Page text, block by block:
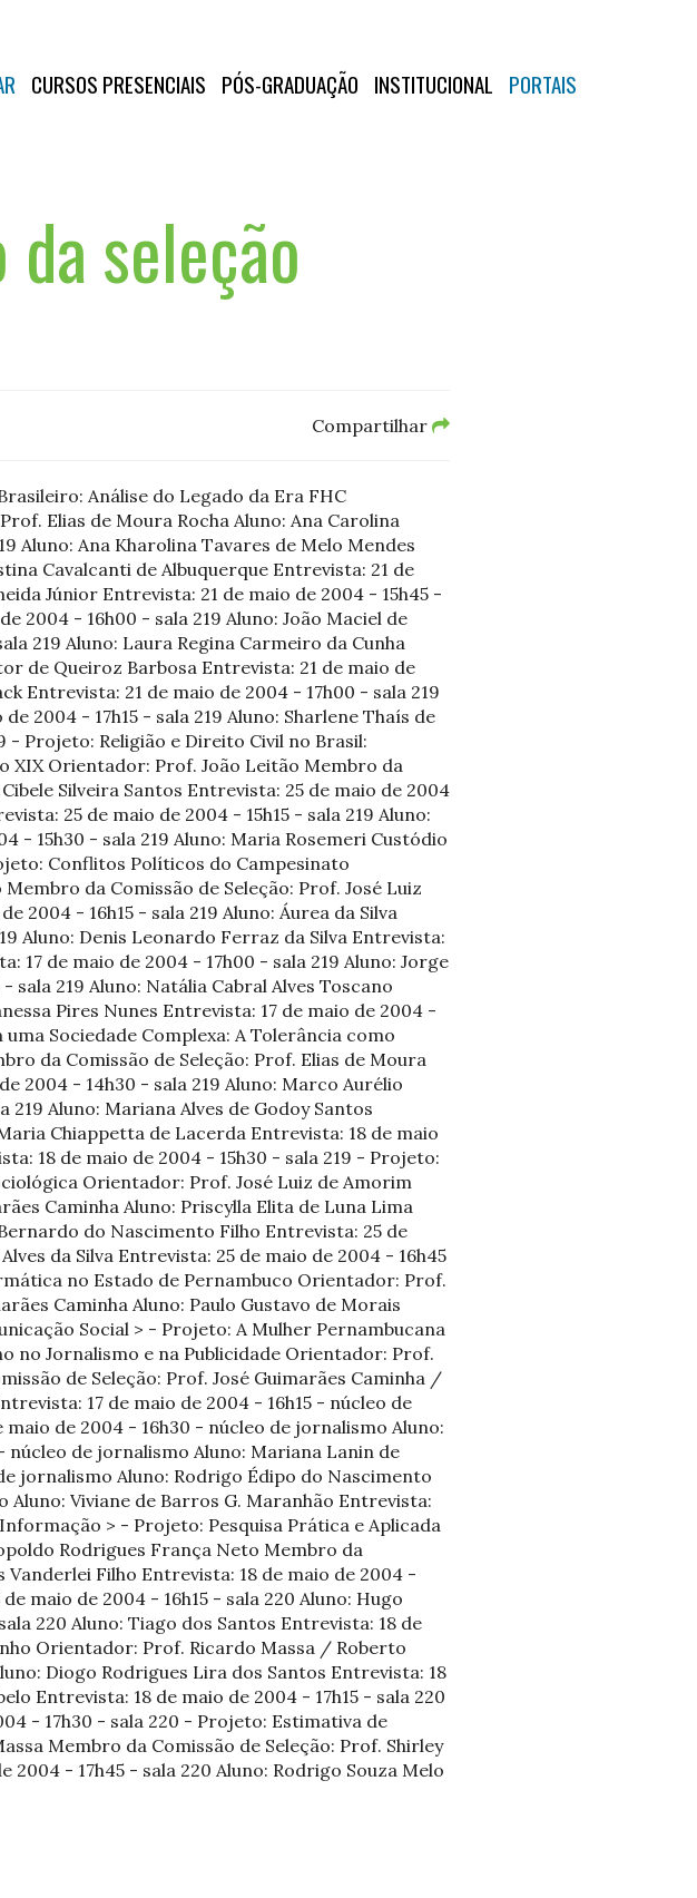
CURSOS PRESENCIAIS PÓS-GRADUAÇÃO INSTITUCIONAL PORTAIS
seleção
Compartilhar
Análise do Legado da Era FHC
Elias de Moura Rocha Aluno: Ana Carolina
Aluno: Ana Kharolina Tavares de Melo Mendes
Cavalcanti de Albuquerque Entrevista: 21 de
Júnior Entrevista: 21 de maio de 2004 - 15h45 -
2004 - 16h00 - sala 219 Aluno: João Maciel de
219 Aluno: Laura Regina Carmeiro da Cunha
de Queiroz Barbosa Entrevista: 21 de maio de
Entrevista: 21 de maio de 2004 - 17h00 - sala 219
2004 - 17h15 - sala 219 Aluno: Sharlene Thaís de
- Projeto: Religião e Direito Civil no Brasil:
XIX Orientador: Prof. João Leitão Membro da
Silveira Santos Entrevista: 25 de maio de 2004
25 de maio de 2004 - 15h15 - sala 219 Aluno:
- 15h30 - sala 219 Aluno: Maria Rosemeri Custódio
Conflitos Políticos do Campesinato
da Comissão de Seleção: Prof. José Luiz
2004 - 16h15 - sala 219 Aluno: Áurea da Silva
Aluno: Denis Leonardo Ferraz da Silva Entrevista:
17 de maio de 2004 - 17h00 - sala 219 Aluno: Jorge
sala 219 Aluno: Natália Cabral Alves Toscano
Pires Nunes Entrevista: 17 de maio de 2004 -
Sociedade Complexa: A Tolerância como
da Comissão de Seleção: Prof. Elias de Moura
2004 - 14h30 - sala 219 Aluno: Marco Aurélio
Aluno: Mariana Alves de Godoy Santos
Chiappetta de Lacerda Entrevista: 18 de maio
18 de maio de 2004 - 15h30 - sala 219 - Projeto:
Orientador: Prof. José Luiz de Amorim
Caminha Aluno: Priscylla Elita de Luna Lima
do Nascimento Filho Entrevista: 25 de
da Silva Entrevista: 25 de maio de 2004 - 16h45
no Estado de Pernambuco Orientador: Prof.
Caminha Aluno: Paulo Gustavo de Morais
Social > - Projeto: A Mulher Pernambucana
no Jornalismo e na Publicidade Orientador: Prof.
de Seleção: Prof. José Guimarães Caminha /
17 de maio de 2004 - 16h15 - núcleo de
de 2004 - 16h30 - núcleo de jornalismo Aluno:
núcleo de jornalismo Aluno: Mariana Lanin de
jornalismo Aluno: Rodrigo Édipo do Nascimento
Aluno: Viviane de Barros G. Maranhão Entrevista:
> - Projeto: Pesquisa Prática e Aplicada
Rodrigues França Neto Membro da
Filho Entrevista: 18 de maio de 2004 -
maio de 2004 - 16h15 - sala 220 Aluno: Hugo
220 Aluno: Tiago dos Santos Entrevista: 18 de
Orientador: Prof. Ricardo Massa / Roberto
Diogo Rodrigues Lira dos Santos Entrevista: 18
Entrevista: 18 de maio de 2004 - 17h15 - sala 220
- 17h30 - sala 220 - Projeto: Estimativa de
Membro da Comissão de Seleção: Prof. Shirley
2004 - 17h45 - sala 220 Aluno: Rodrigo Souza Melo